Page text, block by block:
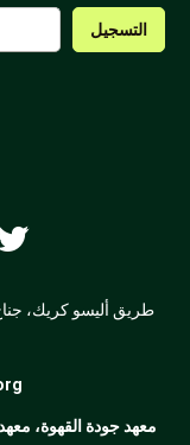
معهد جودة القهوة،